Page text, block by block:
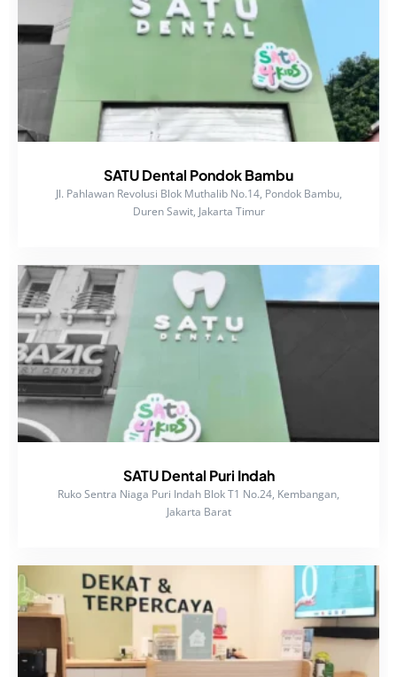
SATU Dental Pondok Bambu
Jl. Pahlawan Revolusi Blok Muthalib No.14, Pondok Bambu,
Duren Sawit, Jakarta Timur
SATU Dental Puri Indah
Ruko Sentra Niaga Puri Indah Blok T1 No.24, Kembangan,
Jakarta Barat